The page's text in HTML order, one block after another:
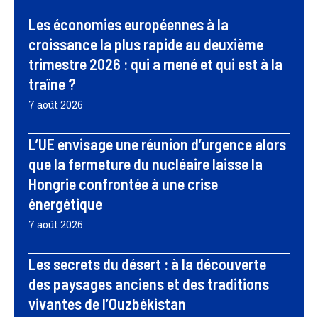
Les économies européennes à la
croissance la plus rapide au deuxième
trimestre 2026 : qui a mené et qui est à la
traîne ?
7 août 2026
L’UE envisage une réunion d’urgence alors
que la fermeture du nucléaire laisse la
Hongrie confrontée à une crise
énergétique
7 août 2026
Les secrets du désert : à la découverte
des paysages anciens et des traditions
vivantes de l’Ouzbékistan